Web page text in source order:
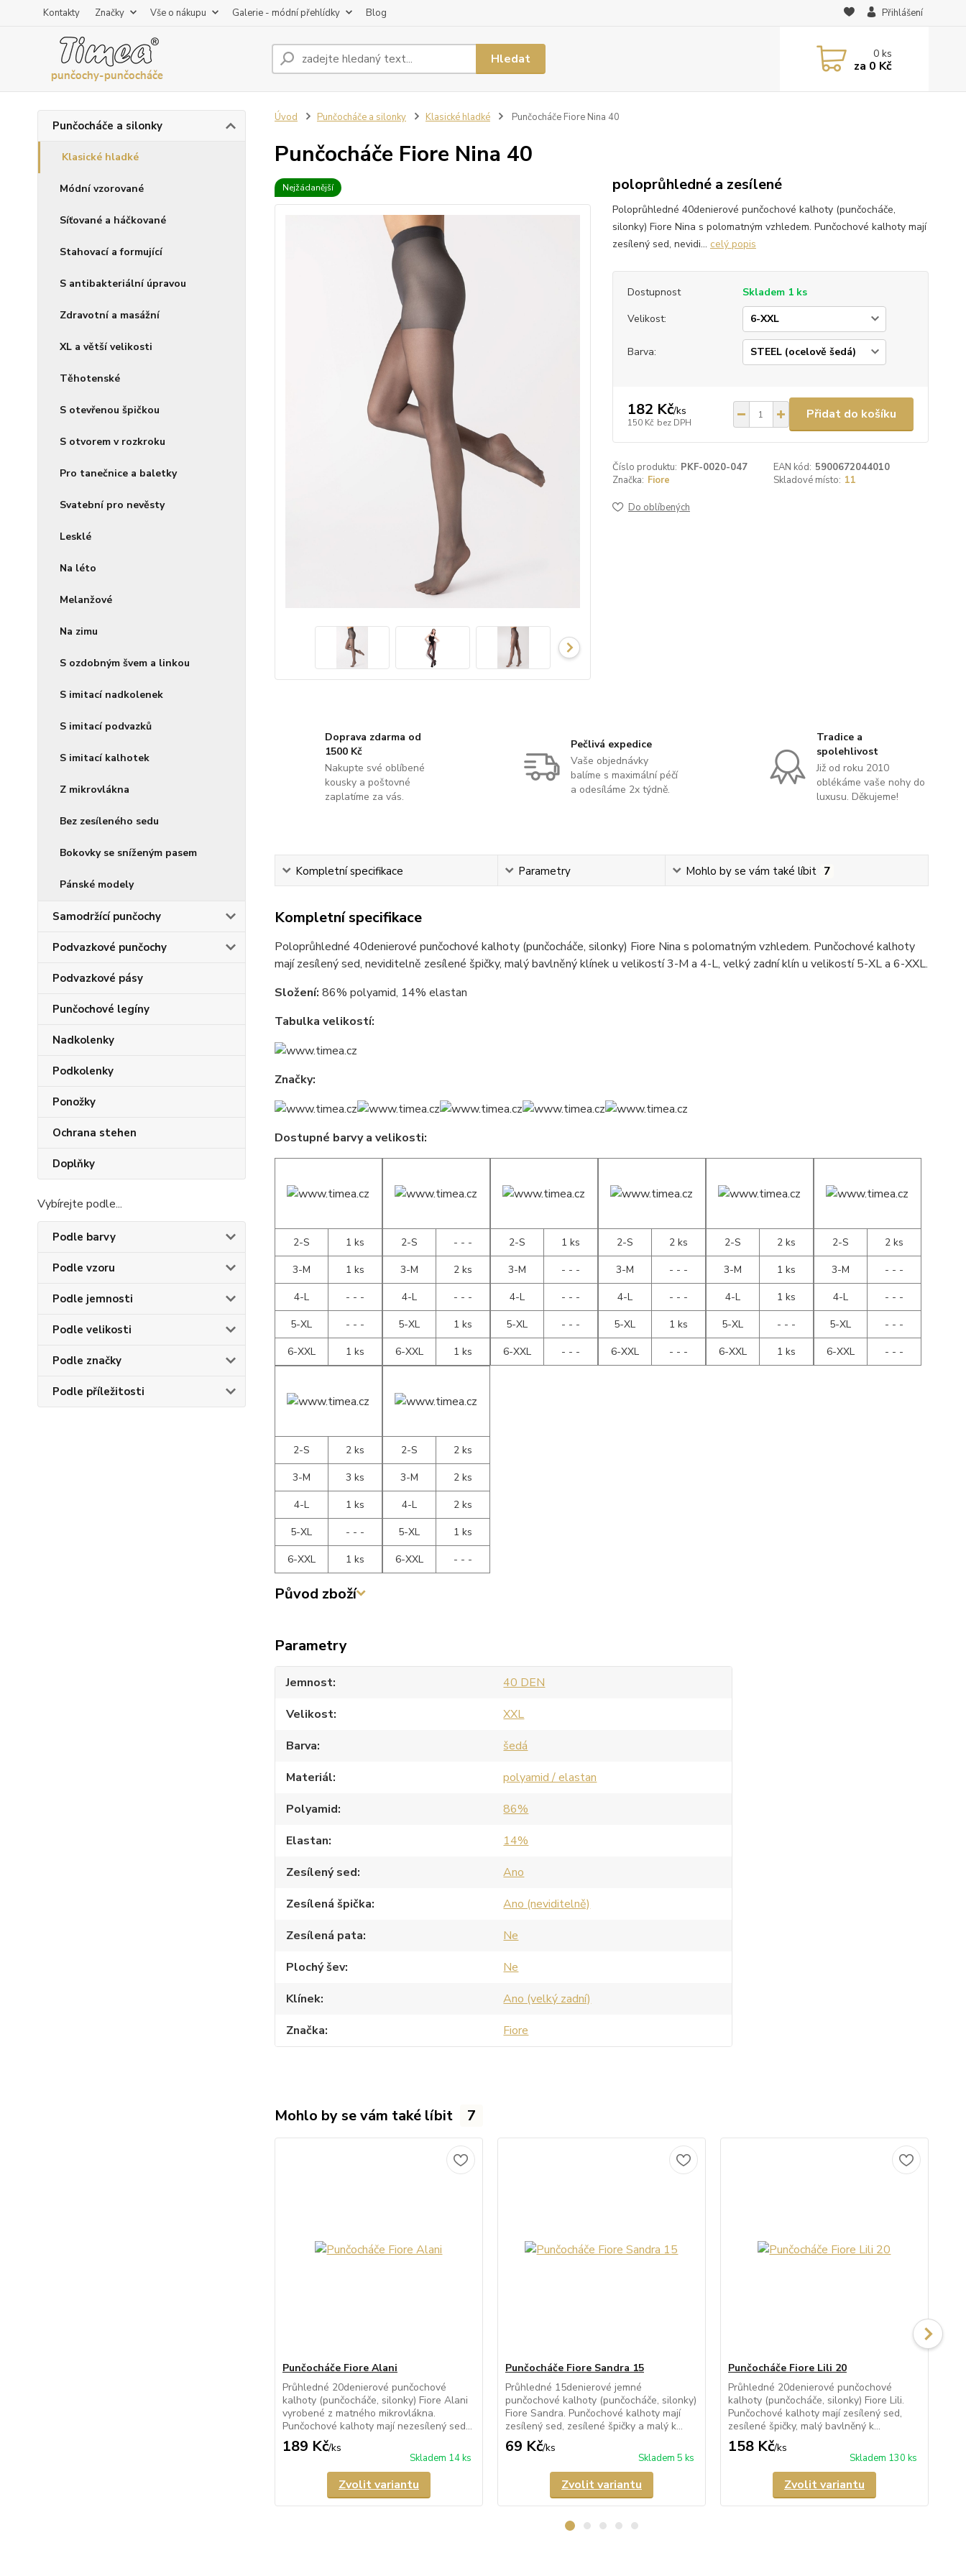
Kontakty Značky Vše o nákupu Galerie - módní přehlídky Blog Přihlášení
Hledat 0ks
za 0 Kč
Punčocháče a silonky
Klasické hladké
Módní vzorované
Síťované a háčkované
Stahovací a formující
S antibakteriální úpravou
Zdravotní a masážní
XL a větší velikosti
Těhotenské
S otevřenou špičkou
S otvorem v rozkroku
Pro tanečnice a baletky
Svatební pro nevěsty
Lesklé
Na léto
Melanžové
Na zimu
S ozdobným švem a linkou
S imitací nadkolenek
S imitací podvazků
S imitací kalhotek
Z mikrovlákna
Bez zesíleného sedu
Bokovky se sníženým pasem
Pánské modely
Samodržící punčochy
Podvazkové punčochy
Podvazkové pásy
Punčochové legíny
Nadkolenky
Podkolenky
Ponožky
Ochrana stehen
Doplňky
Vybírejte podle...
Podle barvy
Podle vzoru
Podle jemnosti
Podle velikosti
Podle značky
Podle příležitosti
Úvod Punčocháče a silonky Klasické hladké Punčocháče Fiore Nina 40
Punčocháče Fiore Nina 40
Nejžádanější poloprůhledné a zesílené
Poloprůhledné 40denierové punčochové kalhoty (punčocháče,
silonky) Fiore Nina s polomatným vzhledem. Punčochové kalhoty mají
zesílený sed, nevidi... celý popis
Dostupnost
Skladem 1 ks
Velikost:
Barva:
182 Kč/ks
150 Kč bez DPH
Přidat do košíku
Číslo produktu: PKF-0020-047 EAN kód: 5900672044010
Značka: Fiore Skladové místo: 11
Do oblíbených
Doprava zdarma od
1500 Kč
Nakupte své oblíbené
kousky a poštovné
zaplatíme za vás.
Pečlivá expedice
Vaše objednávky
balíme s maximální péčí
a odesíláme 2x týdně.
Tradice a
spolehlivost
Již od roku 2010
oblékáme vaše nohy do
luxusu. Děkujeme!
Kompletní specifikace Parametry Mohlo by se vám také líbit 7
Kompletní specifikace
Poloprůhledné 40denierové punčochové kalhoty (punčocháče, silonky) Fiore Nina s polomatným vzhledem. Punčochové kalhoty
mají zesílený sed, neviditelně zesílené špičky, malý bavlněný klínek u velikostí 3-M a 4-L, velký zadní klín u velikostí 5-XL a 6-XXL.
Složení: 86% polyamid, 14% elastan
Tabulka velikostí:
Značky:
Dostupné barvy a velikosti:
2-S
1 ks
3-M
1 ks
4-L
- - -
5-XL
- - -
6-XXL
1 ks
2-S
- - -
3-M
2 ks
4-L
- - -
5-XL
1 ks
6-XXL
1 ks
2-S
1 ks
3-M
- - -
4-L
- - -
5-XL
- - -
6-XXL
- - -
2-S
2 ks
3-M
- - -
4-L
- - -
5-XL
1 ks
6-XXL
- - -
2-S
2 ks
3-M
1 ks
4-L
1 ks
5-XL
- - -
6-XXL
1 ks
2-S
2 ks
3-M
- - -
4-L
- - -
5-XL
- - -
6-XXL
- - -
2-S
2 ks
3-M
3 ks
4-L
1 ks
5-XL
- - -
6-XXL
1 ks
2-S
2 ks
3-M
2 ks
4-L
2 ks
5-XL
1 ks
6-XXL
- - -
Původ zboží
Parametry
Jemnost
40 DEN
Velikost
XXL
Barva
šedá
Materiál
polyamid / elastan
Polyamid
86%
Elastan
14%
Zesílený sed
Ano
Zesílená špička
Ano (neviditelně)
Zesílená pata
Ne
Plochý šev
Ne
Klínek
Ano (velký zadní)
Značka
Fiore
Mohlo by se vám také líbit 7
Punčocháče Fiore Alani
Průhledné 20denierové punčochové
kalhoty (punčocháče, silonky) Fiore Alani
vyrobené z matného mikrovlákna.
Punčochové kalhoty mají nezesílený sed...
189 Kč/ks
Skladem 14 ks
Zvolit variantu
Punčocháče Fiore Sandra 15
Průhledné 15denierové jemné
punčochové kalhoty (punčocháče, silonky)
Fiore Sandra. Punčochové kalhoty mají
zesílený sed, zesílené špičky a malý k...
69 Kč/ks
Skladem 5 ks
Zvolit variantu
Punčocháče Fiore Lili 20
Průhledné 20denierové punčochové
kalhoty (punčocháče, silonky) Fiore Lili.
Punčochové kalhoty mají zesílený sed,
zesílené špičky, malý bavlněný k...
158 Kč/ks
Skladem 130 ks
Zvolit variantu